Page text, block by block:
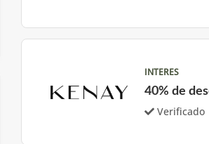
INTERES
40% de
Verificado